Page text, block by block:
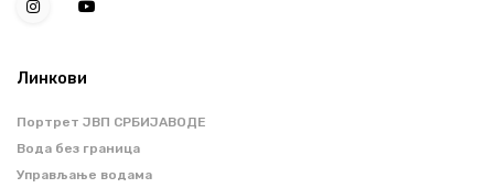
Линкови
Портрет ЈВП СРБИЈАВОДЕ
Вода без граница
Управљање водама